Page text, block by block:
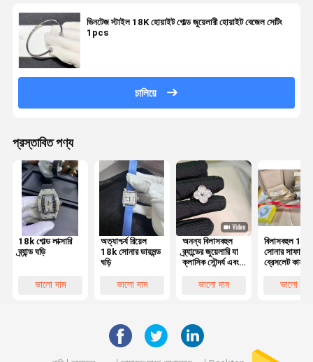
ভিনটেজ স্টাইল 18K হোয়াইট গোল্ড জুয়েলারী হোয়াইট বেজেল সেটিং
1pcs
চালিয়ে
প্রস্তাবিত পণ্য
18k গোল্ড লাক্সারি
ব্র্যান্ড ঘড়ি
ভালো দাম
অত্যাশ্চর্য রিয়েল
18k সোনার ডায়মন্ড
ঘড়ি
ভালো দাম
অনন্য বিলাসবহুল
ব্র্যান্ডের জুয়েলারি যা
ক্লাসিক সৌন্দর্য এবং
স্টাইলকে উন্নত করে
ভালো দাম
বিলাসবহুল 18K
সোনার সাফায়ার
ব্রেসলেট কাস্টম
জুয়েলারী বক্স সূক্ষ্ম
ভালো দাম